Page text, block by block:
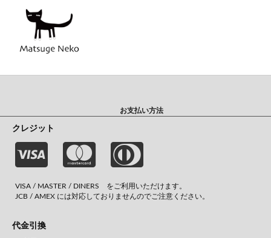
お支払い方法
クレジット
VISA / MASTER / DINERS をご利用いただけます。
JCB / AMEX には対応しておりませんのでご注意ください。
代金引換